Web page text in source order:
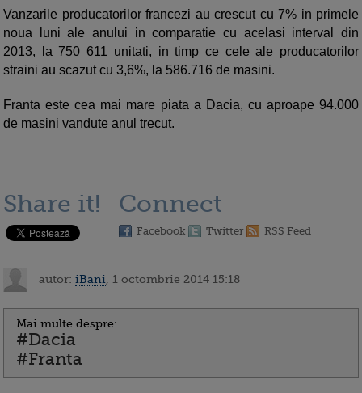
Vanzarile producatorilor francezi au crescut cu 7% in primele
noua luni ale anului in comparatie cu acelasi interval din
2013, la 750 611 unitati, in timp ce cele ale producatorilor
straini au scazut cu 3,6%, la 586.716 de masini.
Franta este cea mai mare piata a Dacia, cu aproape 94.000
de masini vandute anul trecut.
Share it! Connect
Facebook Twitter RSS Feed
autor: iBani , 1 octombrie 2014 15:18
Mai multe despre:
#Dacia
#Franta